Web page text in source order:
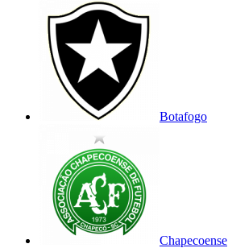
Botafogo
Chapecoense